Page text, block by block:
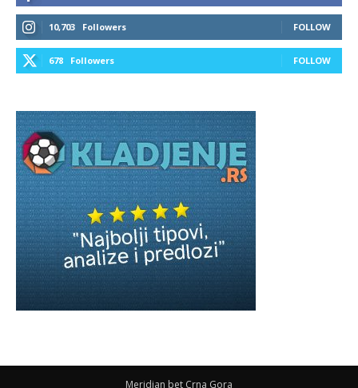
10,703 Followers FOLLOW
678 Followers FOLLOW
Meridian bet Crna Gora